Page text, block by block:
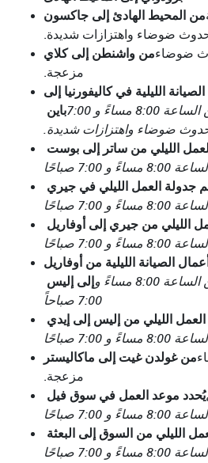
من المحيط الهادئ إلى جاكسون
ضوضاء واهتزازات شديدة.
من واشنطن إلى كلايضوضاء
مزعجة.
الليلية في كاليفورنيا إلى
باينمن الاثنين إلى الجمعة بين الساعة 8:00 مساءً و 7:00
ضوضاء واهتزازات شديدة.
الليلي من ساتر إلى بوست
7:00 صباحًا
جدولة العمل الليلي في جيري
و 7:00 صباحًا
الليلي من جيري إلى أوفاريل
7:00 صباحًا
الصيانة الليلية من أوفاريل
إلى إليسمن الاثنين إلى الجمعة بين الساعة 8:00 مساءً و
7:00 صباحاً
الليلي من إليس إلى إيدي
و 7:00 صباحًا
من غولدن غيت إلى ماكاليستر
مزعجة.
يُحدد موعد العمل في سوق فيل
و 7:00 صباحًا
الليلي من السوق إلى البعثة
7:00 صباحًا